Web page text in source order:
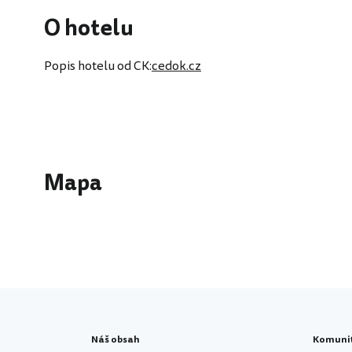
O hotelu
Popis hotelu od CK:cedok.cz
Mapa
Náš obsah